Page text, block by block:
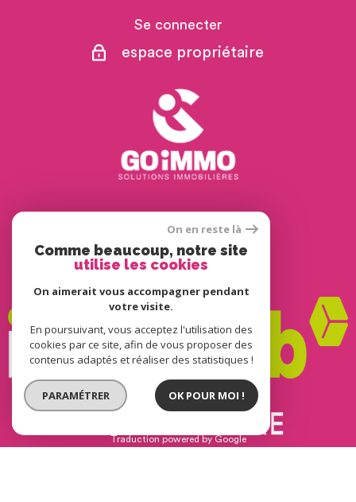
Se connecter
espace propriétaire
Adhérents
Traduction powered by Google
On en reste là
Comme beaucoup, notre site
utilise les cookies
On aimerait vous accompagner pendant
votre visite.
En poursuivant, vous acceptez l'utilisation des
cookies par ce site, afin de vous proposer des
contenus adaptés et réaliser des statistiques !
PARAMÉTRER OK POUR MOI !